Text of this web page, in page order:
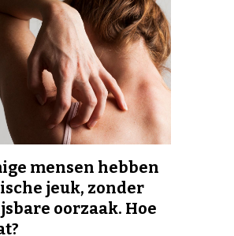
mensen hebben
jeuk, zonder
oorzaak. Hoe